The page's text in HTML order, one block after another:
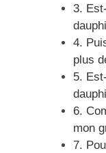
3.
4.
plus
5.
6.
mon
7.